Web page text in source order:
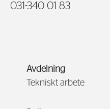
031-340 01 83
Avdelning
Tekniskt arbete